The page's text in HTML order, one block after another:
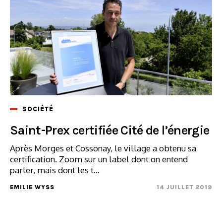
SOCIÉTÉ
Saint-Prex certifiée Cité de l’énergie
Après Morges et Cossonay, le village a obtenu sa
certification. Zoom sur un label dont on entend
parler, mais dont les t...
EMILIE WYSS 14 JUILLET 2019